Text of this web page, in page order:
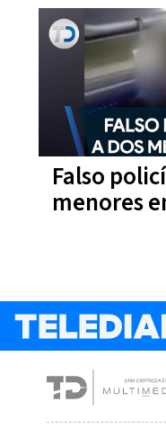
Falso
menores